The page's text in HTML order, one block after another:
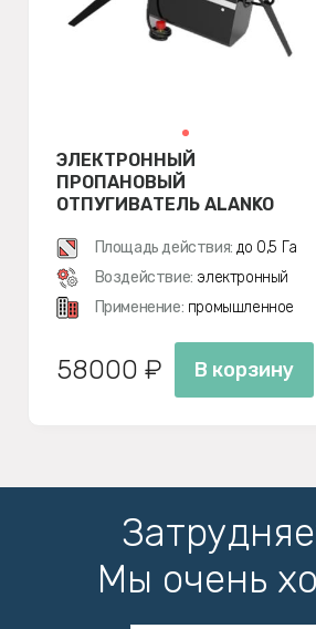
ЭЛЕКТРОННЫЙ
ПРОПАНОВЫЙ
ОТПУГИВАТЕЛЬ ALANKO
Площадь действия: до 0,5 Га
Воздействие: электронный
Применение: промышленное
58000 ₽ В корзину
Мы очень